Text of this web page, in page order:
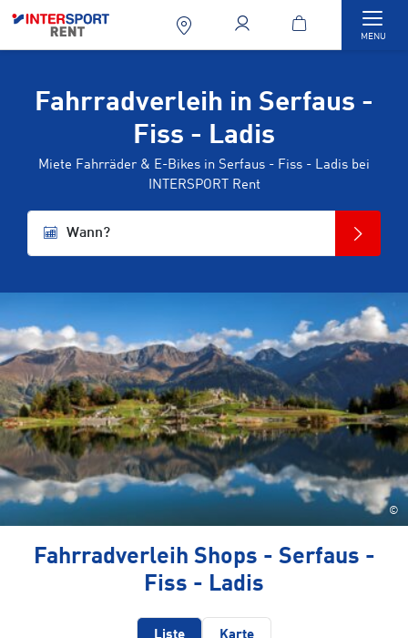
MENU
Fahrradverleih in Serfaus -
Fiss - Ladis
Miete Fahrräder & E-Bikes in Serfaus - Fiss - Ladis bei
INTERSPORT Rent
Wann?
©
Fahrradverleih Shops - Serfaus -
Fiss - Ladis